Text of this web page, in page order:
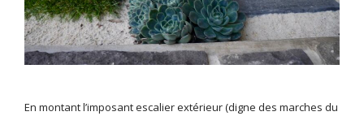
En montant l’imposant escalier extérieur (digne des marches du